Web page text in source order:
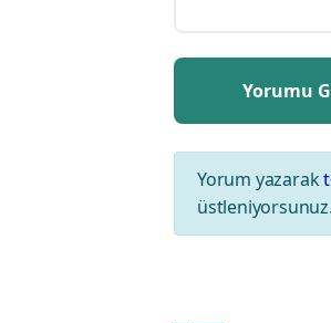
Yorum yazarak